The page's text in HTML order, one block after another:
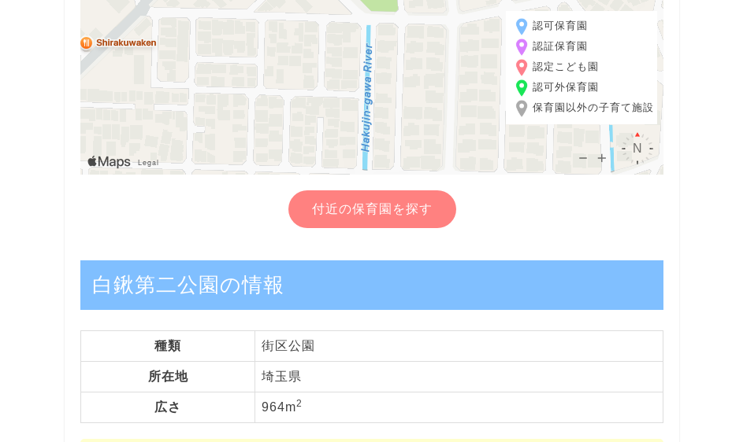
認可保育園
認証保育園
認定こども園
認可外保育園
保育園以外の子育て施設
付近の保育園を探す
白鍬第二公園の情報
種類 街区公園
所在地 埼玉県
広さ 964m2